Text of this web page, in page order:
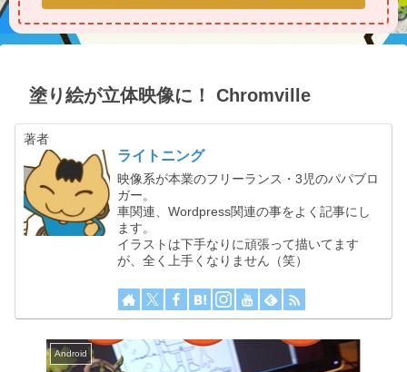
塗り絵が立体映像に！ Chromville
著者
ライトニング
映像系が本業のフリーランス・3児のパパブロ
ガー。
車関連、Wordpress関連の事をよく記事にし
ます。
イラストは下手なりに頑張って描いてます
が、全く上手くなりません（笑）
Android